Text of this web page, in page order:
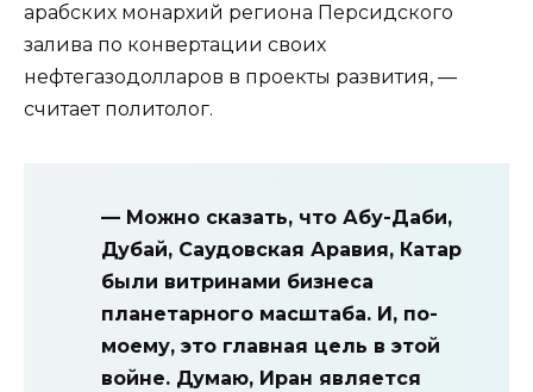
арабских монархий региона Персидского
залива по конвертации своих
нефтегазодолларов в проекты развития, —
считает политолог.
— Можно сказать, что Абу-Даби,
Дубай, Саудовская Аравия, Катар
были витринами бизнеса
планетарного масштаба. И, по-
моему, это главная цель в этой
войне. Думаю, Иран является